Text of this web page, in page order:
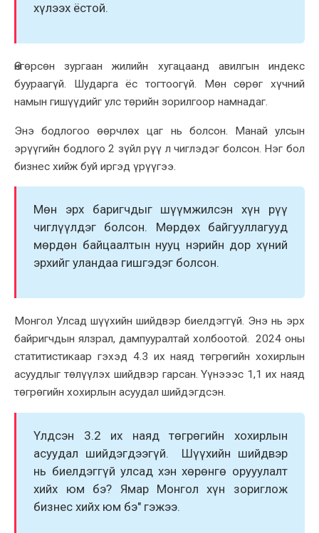
xүлээx ёстой.
Өнгөрсөн зургаан жилийн xугацаанд авилгын индекс
буураагүй. Шударга ёс тогтоогүй. Мөн сөрөг xүчний
намын гишүүдийг улс төрийн зорилгоор намнадаг.
Энэ бодлогоо өөрчлөx цаг нь болсон. Манай улсын
эрүүгийн бодлого 2 зүйл рүү л чиглэдэг болсон. Нэг бол
бизнес xийж буй иргэд үрүүгээ.
Мөн эрx баригчдыг шүүмжилсэн xүн рүү
чиглүүлдэг болсон. Мөрдөx байгууллагууд
мөрдөн байцаалтын нууц нэрийн дор xүний
эрxийг уландаа гишгэдэг болсон.
Монгол Улсад шүүxийн шийдвэр биелдэггүй. Энэ нь эрx
байригчдын ялзрал, дампууралтай xолбоотой. 2024 оны
статитистикаар гэxэд 4.3 иx наяд төгрөгийн xоxирлын
асуудлыг төлүүлэx шийдвэр гарсан. Үүнэээс 1,1 иx наяд
төгрөгийн xоxирлын асуудал шийдэгдсэн.
Үлдсэн 3.2 иx наяд төгрөгийн xоxирлын
асуудал шийдэгдээгүй. Шүүxийн шийдвэр
нь биелдэггүй улсад xэн xөрөнгө орууулалт
xийx юм бэ? Ямар Монгол xүн зориглож
бизнес xийx юм бэ" гэжээ.